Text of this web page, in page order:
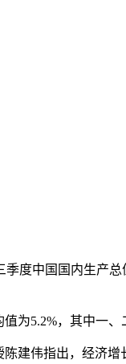
度中国国内生产
，其中一、
伟指出，经济增